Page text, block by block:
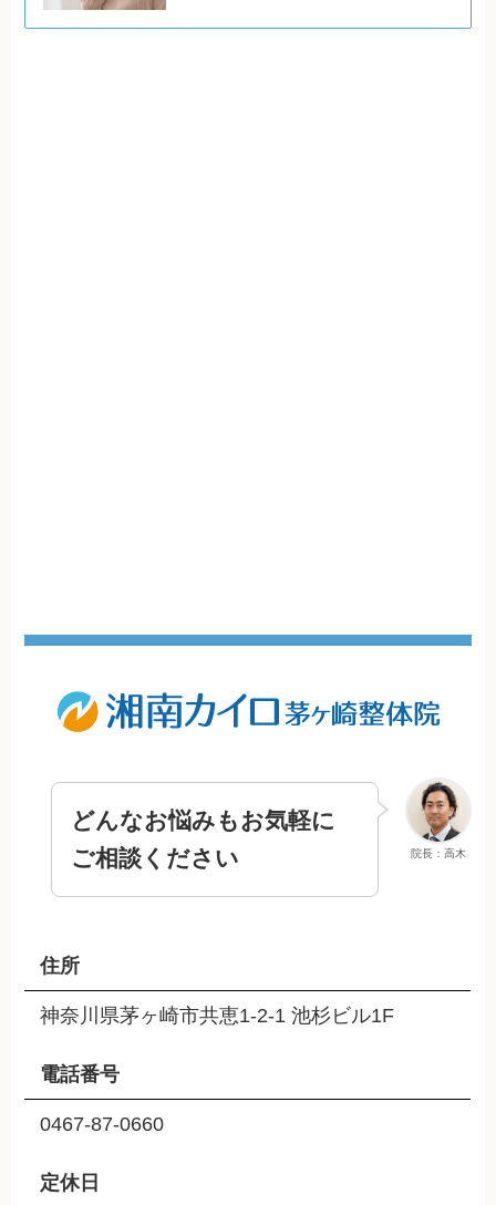
院長：高木
どんなお悩みもお気軽に
ご相談ください
住所
神奈川県茅ヶ崎市共恵1-2-1 池杉ビル1F
電話番号
0467-87-0660
定休日